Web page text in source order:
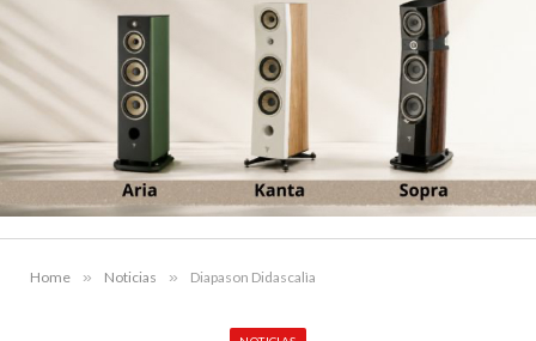
Home » Noticias » Diapason Didascalìa